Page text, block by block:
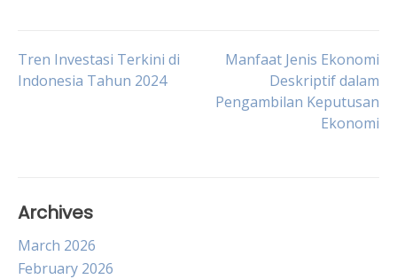
Post
Tren Investasi Terkini di
Indonesia Tahun 2024
Manfaat Jenis Ekonomi
Deskriptif dalam
Pengambilan Keputusan
Ekonomi
Archives
March 2026
February 2026